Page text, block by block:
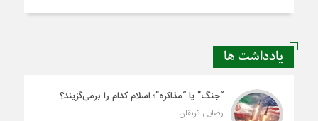
یادداشت ها
“جنگ” یا “مذاکره”؛ اسلام کدام را برمی‌گزیند؟
رضایی تربقان